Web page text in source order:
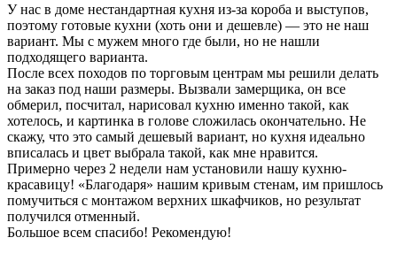
У нас в доме нестандартная кухня из-за короба и выступов,
поэтому готовые кухни (хоть они и дешевле) — это не наш
вариант. Мы с мужем много где были, но не нашли
подходящего варианта.
После всех походов по торговым центрам мы решили делать
на заказ под наши размеры. Вызвали замерщика, он все
обмерил, посчитал, нарисовал кухню именно такой, как
хотелось, и картинка в голове сложилась окончательно. Не
скажу, что это самый дешевый вариант, но кухня идеально
вписалась и цвет выбрала такой, как мне нравится.
Примерно через 2 недели нам установили нашу кухню-
красавицу! «Благодаря» нашим кривым стенам, им пришлось
помучиться с монтажом верхних шкафчиков, но результат
получился отменный.
Большое всем спасибо! Рекомендую!